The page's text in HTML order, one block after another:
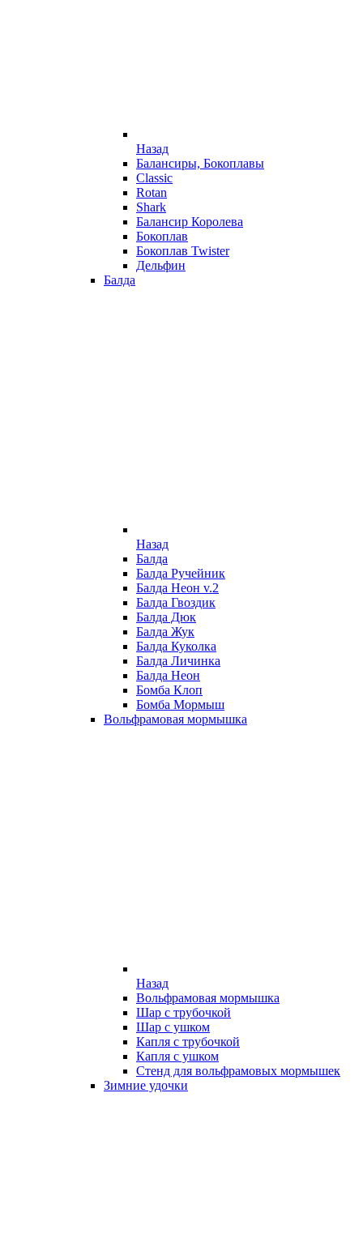
Назад
Балансиры, Бокоплавы
Classic
Rotan
Shark
Балансир Королева
Бокоплав
Бокоплав Twister
Дельфин
Балда
Назад
Балда
Балда Ручейник
Балда Неон v.2
Балда Гвоздик
Балда Дюк
Балда Жук
Балда Куколка
Балда Личинка
Балда Неон
Бомба Клоп
Бомба Мормыш
Вольфрамовая мормышка
Назад
Вольфрамовая мормышка
Шар с трубочкой
Шар с ушком
Капля с трубочкой
Капля с ушком
Стенд для вольфрамовых мормышек
Зимние удочки